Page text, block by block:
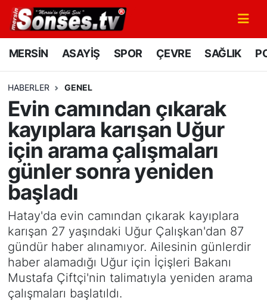
MERSİN ASAYİŞ SPOR ÇEVRE SAĞLIK
HABERLER GENEL
Evin camından çıkarak
kayıplara karışan Uğur
için arama çalışmaları
günler sonra yeniden
başladı
Hatay'da evin camından çıkarak kayıplara
karışan 27 yaşındaki Uğur Çalışkan'dan 87
gündür haber alınamıyor. Ailesinin günlerdir
haber alamadığı Uğur için İçişleri Bakanı
Mustafa Çiftçi'nin talimatıyla yeniden arama
çalışmaları başlatıldı.
MERSİN
SPOR
GÜNÜN MANŞETİ
DÜNYA
KÜLTÜR - SANAT
MAGAZİN
SAĞLIK
Siyaset
Mersin Nöbetçi Eczaneler
Mersin Namaz Vakitleri
Mersin Trafik Yoğunluk Haritası
Süper Lig Puan Durumu ve Fikstür
Tüm Manşetler
Son Dakika Haberleri
Haber Arşivi